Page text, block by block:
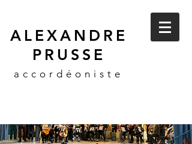
ALEXANDRE
PRUSSE
accordéoniste